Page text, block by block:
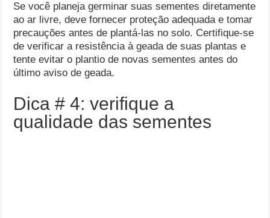
Se você planeja germinar suas sementes diretamente
ao ar livre, deve fornecer proteção adequada e tomar
precauções antes de plantá-las no solo. Certifique-se
de verificar a resistência à geada de suas plantas e
tente evitar o plantio de novas sementes antes do
último aviso de geada.
Dica # 4: verifique a
qualidade das sementes